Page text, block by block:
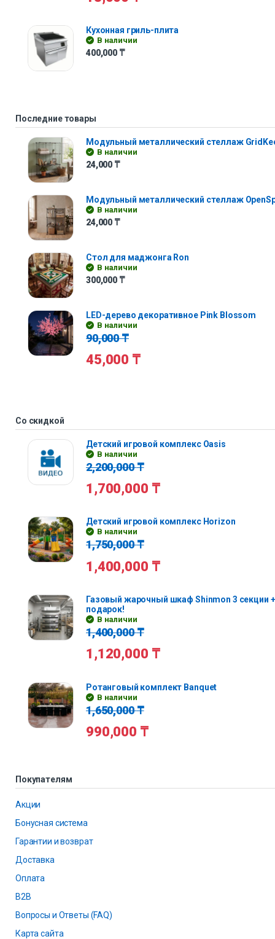
Кухонная гриль-плита
В наличии
400,000 ₸
Последние товары
Модульный металлический стеллаж
В наличии
24,000 ₸
Модульный металлический стеллаж
В наличии
24,000 ₸
Стол для маджонга Ron
В наличии
300,000 ₸
LED-дерево декоративное Pink Blossom
В наличии
90,000₸
45,000 ₸
Со скидкой
Детский игровой комплекс Oasis
В наличии
2,200,000₸
1,700,000 ₸
Детский игровой комплекс Horizon
В наличии
1,750,000₸
1,400,000 ₸
Газовый жарочный шкаф Shinmon 3 секции
подарок!
В наличии
1,400,000₸
1,120,000 ₸
Ротанговый комплект Banquet
В наличии
1,650,000₸
990,000 ₸
Покупателям
Акции
Бонусная система
Гарантии и возврат
Доставка
Оплата
B2B
Вопросы и Ответы (FAQ)
Карта сайта